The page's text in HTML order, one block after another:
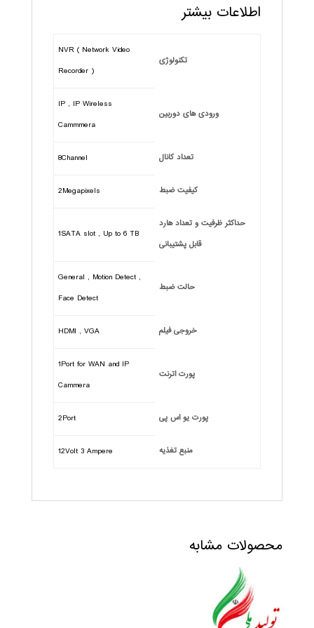
اطلاعات بیشتر
تکنولوژی
NVR ( Network Video
Recorder )
ورودی های دوربین
IP , IP Wireless
Cammmera
تعداد کانال 8Channel
کیفیت ضبط 2Megapixels
حداکثر ظرفیت و تعداد هارد
قابل پشتیبانی
1SATA slot , Up to 6 TB
حالت ضبط
General , Motion Detect ,
Face Detect
خروجی فیلم HDMI , VGA
پورت اترنت
1Port for WAN and IP
Cammera
پورت یو اس پی 2Port
منبع تغذیه 12Volt 3 Ampere
محصولات مشابه